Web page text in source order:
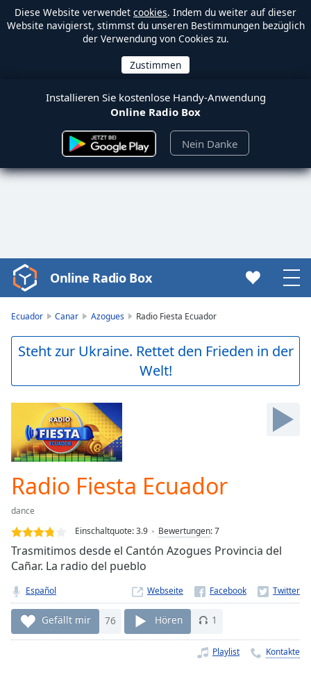
Diese Website verwendet cookies. Indem du weiter auf dieser
Website navigierst, stimmst du unseren Bestimmungen bezüglich
der Verwendung von Cookies zu.
Installieren Sie kostenlose Handy-Anwendung
Online Radio Box
Nein Danke
Video
Player
Play
Video
Skip
Forward
Mute
Current
Loaded
0.00%
Stream
TypeLIVE
live,
currently
behind
LIVE
Remaining
Online Radio Box
Ecuador Canar Azogues Radio Fiesta Ecuador
Steht zur Ukraine. Rettet den Frieden in der
Welt!
Radio Fiesta Ecuador
dance
Einschaltquote:3.9 Bewertungen:7
Trasmitimos desde el Cantón Azogues Provincia del
Cañar. La radio del pueblo
Español Webseite
Gefällt mir 76 Hören 1
Playlist Kontakte